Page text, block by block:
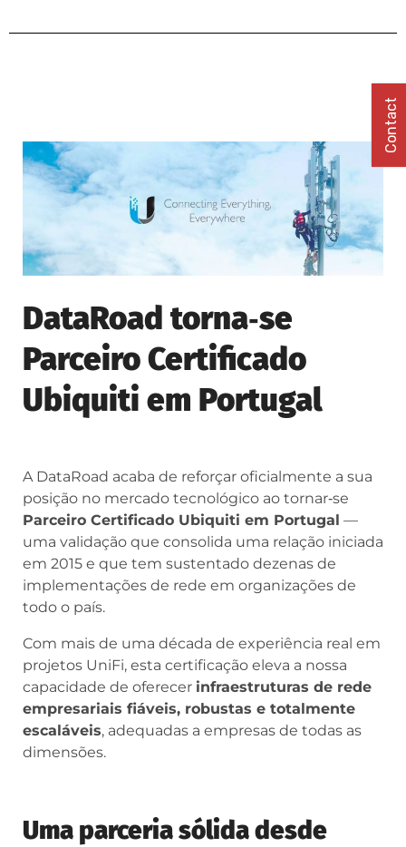
DataRoad torna‑se
Parceiro Certificado
Ubiquiti em Portugal
A DataRoad acaba de reforçar oficialmente a sua
posição no mercado tecnológico ao tornar‑se
Parceiro Certificado Ubiquiti em Portugal —
uma validação que consolida uma relação iniciada
em 2015 e que tem sustentado dezenas de
implementações de rede em organizações de
todo o país.
Com mais de uma década de experiência real em
projetos UniFi, esta certificação eleva a nossa
capacidade de oferecer infraestruturas de rede
empresariais fiáveis, robustas e totalmente
escaláveis, adequadas a empresas de todas as
dimensões.
Uma parceria sólida desde
Contact